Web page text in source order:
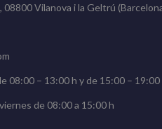
08800 Vilanova i la Geltrú
08:00 – 13:00 h y de 15:00 – 19:00
de 08:00 a 15:00 h